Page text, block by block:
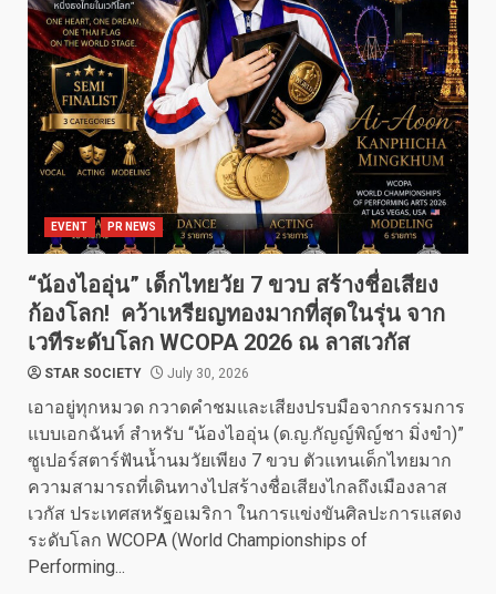
EVENT PR NEWS
“น้องไออุ่น” เด็กไทยวัย 7 ขวบ สร้างชื่อเสียง
ก้องโลก! คว้าเหรียญทองมากที่สุดในรุ่น จาก
เวทีระดับโลก WCOPA 2026 ณ ลาสเวกัส
STAR SOCIETY July 30, 2026
เอาอยู่ทุกหมวด กวาดคำชมและเสียงปรบมือจากกรรมการ
แบบเอกฉันท์ สำหรับ “น้องไออุ่น (ด.ญ.กัญญ์พิญ์ชา มิ่งขำ)”
ซูเปอร์สตาร์ฟันน้ำนมวัยเพียง 7 ขวบ ตัวแทนเด็กไทยมาก
ความสามารถที่เดินทางไปสร้างชื่อเสียงไกลถึงเมืองลาส
เวกัส ประเทศสหรัฐอเมริกา ในการแข่งขันศิลปะการแสดง
ระดับโลก WCOPA (World Championships of
Performing...